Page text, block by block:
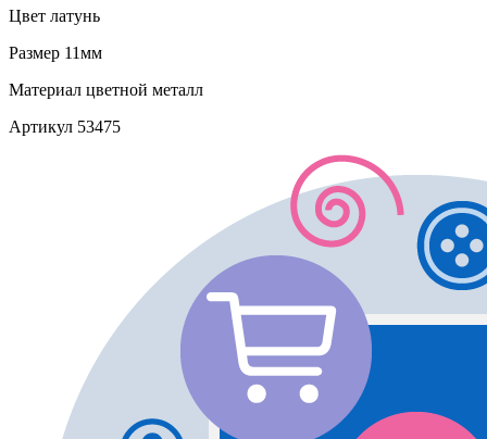
Цвет латунь
Размер 11мм
Материал цветной металл
Артикул 53475